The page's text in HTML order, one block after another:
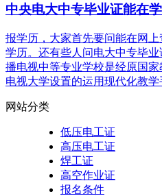
中央电大中专毕业证能在
报学历，大家首先要问能在网
学历。还有些人问电大中专毕
播电视中等专业学校是经原国
电视大学设置的运用现代化教学
网站分类
低压电工证
高压电工证
焊工证
高空作业证
报名条件